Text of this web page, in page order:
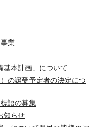
業
基本計画」について
の譲受予定者の決定につ
語の募集
知らせ